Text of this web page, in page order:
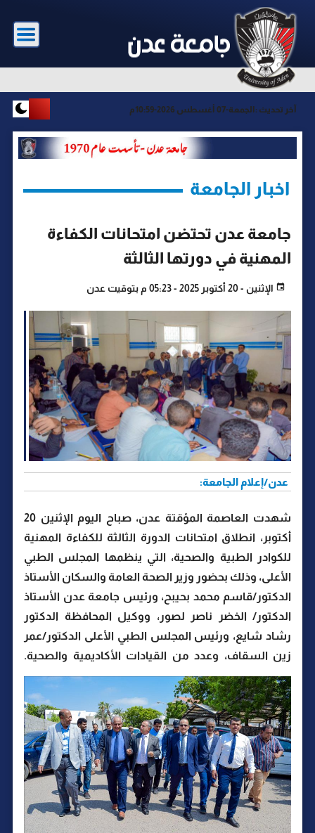
آخر تحديث : الجمعة-07 أغسطس 2026-10:59م
اخبار الجامعة
جامعة عدن تحتضن امتحانات الكفاءة
المهنية في دورتها الثالثة
الإثنين - 20 أكتوبر 2025 - 05:23 م بتوقيت عدن
عدن/إعلام الجامعة:
شهدت العاصمة المؤقتة عدن، صباح اليوم الإثنين 20
أكتوبر، انطلاق امتحانات الدورة الثالثة للكفاءة المهنية
للكوادر الطبية والصحية، التي ينظمها المجلس الطبي
الأعلى، وذلك بحضور وزير الصحة العامة والسكان الأستاذ
الدكتور/قاسم محمد بحيبح، ورئيس جامعة عدن الأستاذ
الدكتور/ الخضر ناصر لصور، ووكيل المحافظة الدكتور
رشاد شايع، ورئيس المجلس الطبي الأعلى الدكتور/عمر
زين السقاف، وعدد من القيادات الأكاديمية والصحية.